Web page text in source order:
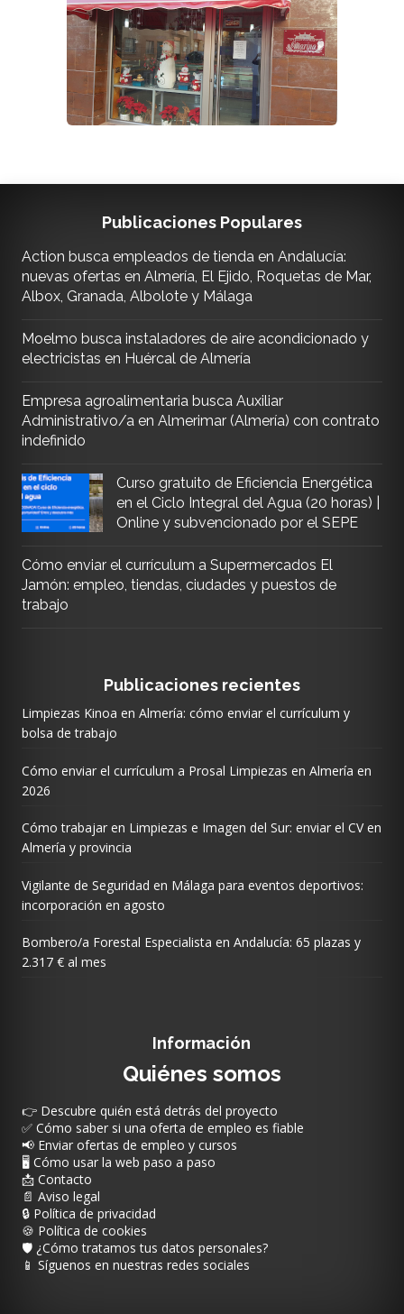
Publicaciones Populares
Action busca empleados de tienda en Andalucía:
nuevas ofertas en Almería, El Ejido, Roquetas de Mar,
Albox, Granada, Albolote y Málaga
Moelmo busca instaladores de aire acondicionado y
electricistas en Huércal de Almería
Empresa agroalimentaria busca Auxiliar
Administrativo/a en Almerimar (Almería) con contrato
indefinido
Curso gratuito de Eficiencia Energética
en el Ciclo Integral del Agua (20 horas) |
Online y subvencionado por el SEPE
Cómo enviar el currículum a Supermercados El
Jamón: empleo, tiendas, ciudades y puestos de
trabajo
Publicaciones recientes
Limpiezas Kinoa en Almería: cómo enviar el currículum y
bolsa de trabajo
Cómo enviar el currículum a Prosal Limpiezas en Almería en
2026
Cómo trabajar en Limpiezas e Imagen del Sur: enviar el CV en
Almería y provincia
Vigilante de Seguridad en Málaga para eventos deportivos:
incorporación en agosto
Bombero/a Forestal Especialista en Andalucía: 65 plazas y
2.317 € al mes
Información
Quiénes somos
👉 Descubre quién está detrás del proyecto
✅ Cómo saber si una oferta de empleo es fiable
📢 Enviar ofertas de empleo y cursos
🖥️ Cómo usar la web paso a paso
📩 Contacto
📄 Aviso legal
🔒 Política de privacidad
🍪 Política de cookies
🛡️ ¿Cómo tratamos tus datos personales?
📱 Síguenos en nuestras redes sociales